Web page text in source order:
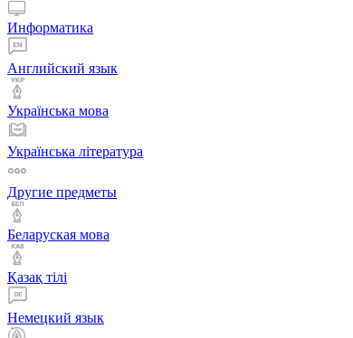
Информатика
Английский язык
Українська мова
Українська література
Другие предметы
Беларуская мова
Қазақ тiлi
Немецкий язык